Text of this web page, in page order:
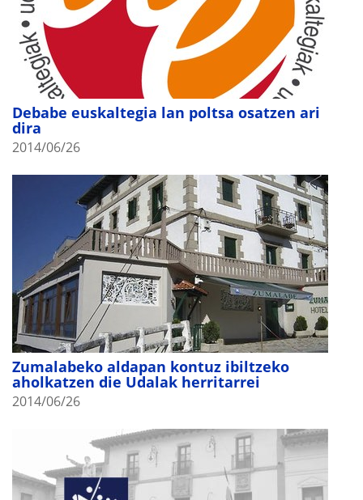
Debabe euskaltegia lan poltsa osatzen ari
dira
2014/06/26
Zumalabeko aldapan kontuz ibiltzeko
aholkatzen die Udalak herritarrei
2014/06/26